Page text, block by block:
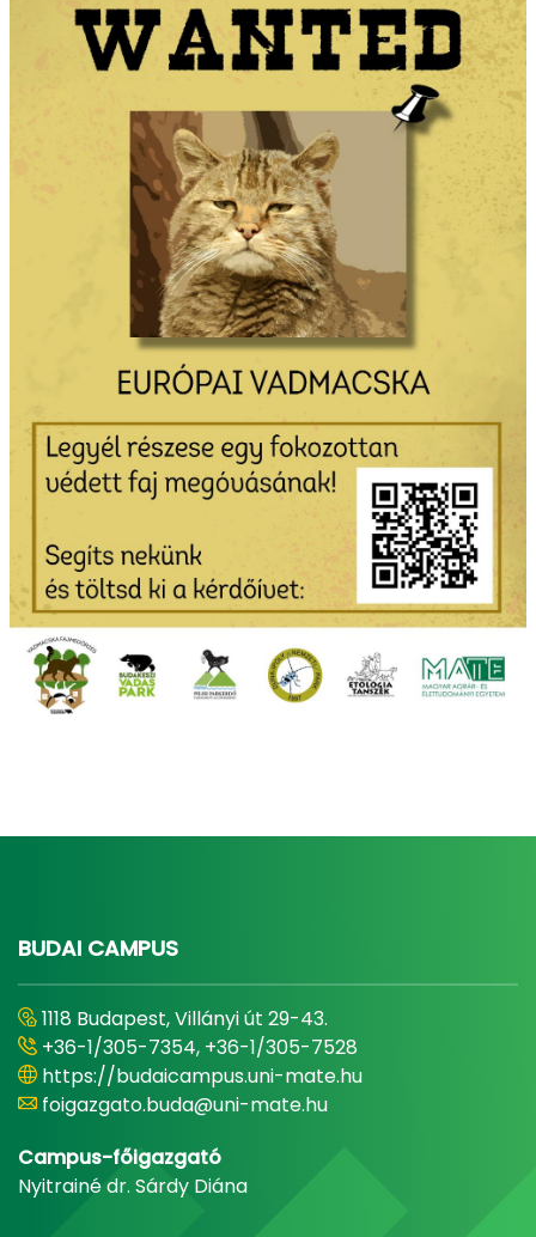
BUDAI CAMPUS
1118 Budapest, Villányi út 29-43.
+36-1/305-7354, +36-1/305-7528
https://budaicampus.uni-mate.hu
foigazgato.buda@uni-mate.hu
Campus-főigazgató
Nyitrainé dr. Sárdy Diána